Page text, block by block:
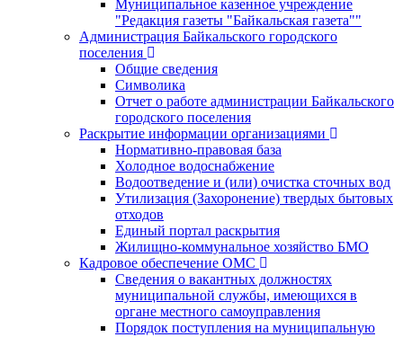
Муниципальное казенное учреждение
"Редакция газеты "Байкальская газета""
Администрация Байкальского городского
поселения
Общие сведения
Символика
Отчет о работе администрации Байкальского
городского поселения
Раскрытие информации организациями
Нормативно-правовая база
Холодное водоснабжение
Водоотведение и (или) очистка сточных вод
Утилизация (Захоронение) твердых бытовых
отходов
Единый портал раскрытия
Жилищно-коммунальное хозяйство БМО
Кадровое обеспечение ОМС
Сведения о вакантных должностях
муниципальной службы, имеющихся в
органе местного самоуправления
Порядок поступления на муниципальную